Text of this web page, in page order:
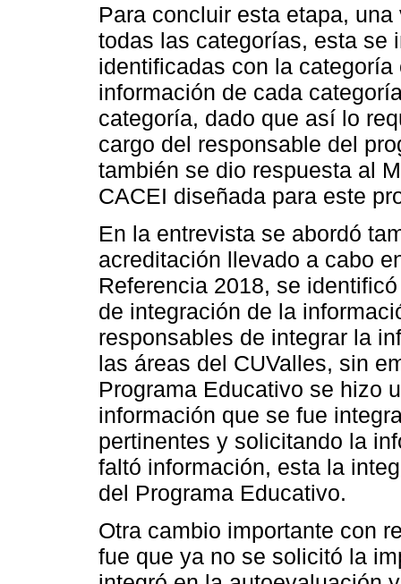
Para concluir esta etapa,
todas las categorías, esta se
identificadas con la
información de cada
categoría, dado que así lo
cargo del responsable del
también se dio respuesta al
CACEI diseñada para este
En la entrevista se abordó
acreditación llevado a cabo
Referencia 2018, se
de integración de la
responsables de integrar la
las áreas del CUValles, sin
Programa Educativo se hizo
información que se fue
pertinentes y solicitando la
faltó información, esta la
del Programa Educativo.
Otra cambio importante con
fue que ya no se solicitó la